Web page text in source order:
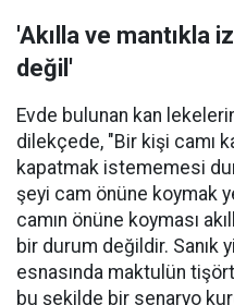
'Akılla ve mantıkla
değil'
Evde bulunan kan
dilekçede, "Bir kişi camı
kapatmak istememesi
şeyi cam önüne koymak
camın önüne koyması
bir durum değildir. Sanık
esnasında maktulün
bu şekilde bir senaryo